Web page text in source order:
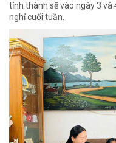
tỉnh thành sẽ vào ngày 3
nghỉ cuối tuần.